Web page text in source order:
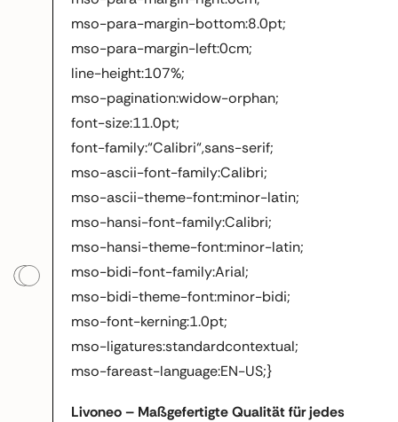
mso-para-margin-bottom:8.0pt;
mso-para-margin-left:0cm;
line-height:107%;
mso-pagination:widow-orphan;
font-size:11.0pt;
font-family:“Calibri“,sans-serif;
mso-ascii-font-family:Calibri;
mso-ascii-theme-font:minor-latin;
mso-hansi-font-family:Calibri;
mso-hansi-theme-font:minor-latin;
mso-bidi-font-family:Arial;
mso-bidi-theme-font:minor-bidi;
mso-font-kerning:1.0pt;
mso-ligatures:standardcontextual;
mso-fareast-language:EN-US;}
Livoneo – Maßgefertigte Qualität für jedes